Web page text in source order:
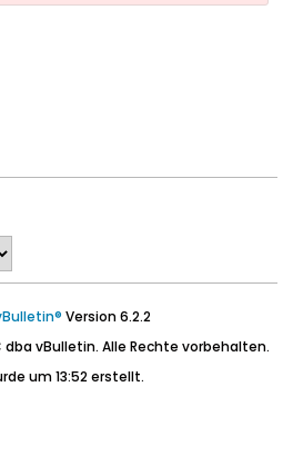
Version 6.2.2
dba vBulletin. Alle Rechte vorbehalten.
um 13:52 erstellt.